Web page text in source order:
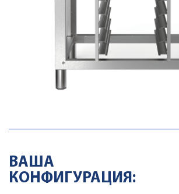
ВАША
КОНФИГУРАЦИЯ: